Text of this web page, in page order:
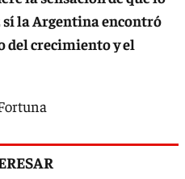
sí la Argentina encontró
del crecimiento y el